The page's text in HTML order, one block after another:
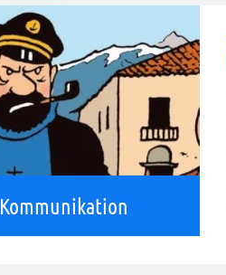
Kommunikation